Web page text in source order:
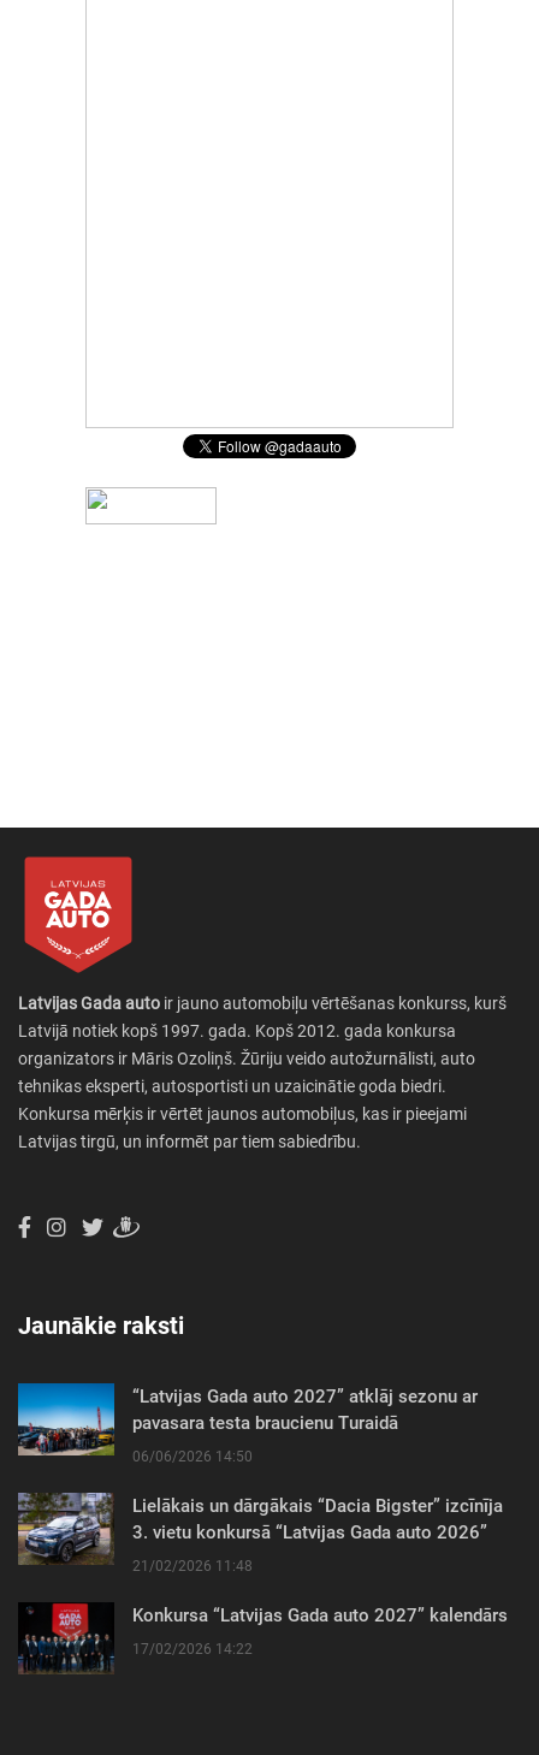
Latvijas Gada auto ir jauno automobiļu vērtēšanas konkurss, kurš
Latvijā notiek kopš 1997. gada. Kopš 2012. gada konkursa
organizators ir Māris Ozoliņš. Žūriju veido autožurnālisti, auto
tehnikas eksperti, autosportisti un uzaicinātie goda biedri.
Konkursa mērķis ir vērtēt jaunos automobiļus, kas ir pieejami
Latvijas tirgū, un informēt par tiem sabiedrību.
Jaunākie raksti
“Latvijas Gada auto 2027” atklāj sezonu ar
pavasara testa braucienu Turaidā
06/06/2026 14:50
Lielākais un dārgākais “Dacia Bigster” izcīnīja
3. vietu konkursā “Latvijas Gada auto 2026”
21/02/2026 11:48
Konkursa “Latvijas Gada auto 2027” kalendārs
17/02/2026 14:22